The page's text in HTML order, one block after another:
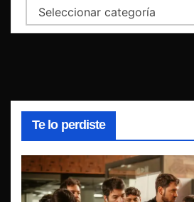
Categorías
Te lo perdiste